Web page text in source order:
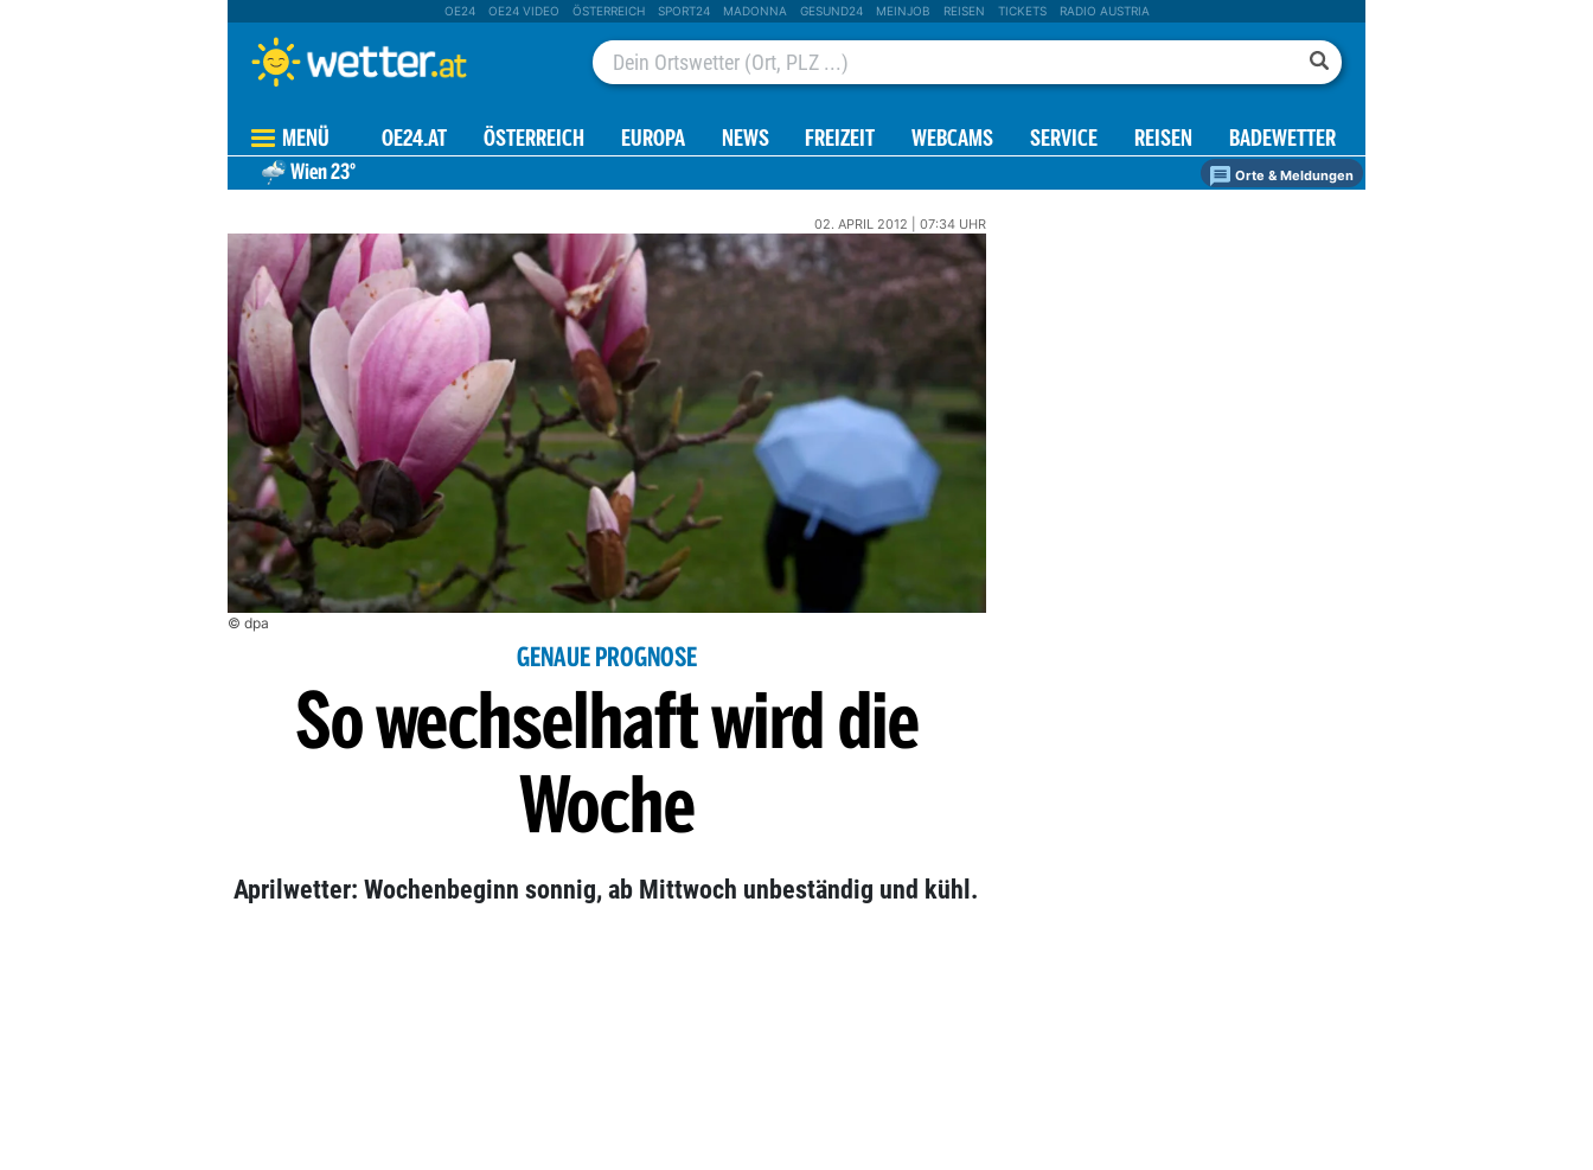
OE24 OE24 VIDEO ÖSTERREICH SPORT24 MADONNA GESUND24 MEINJOB REISEN TICKETS RADIO AUSTRIA
MENÜ OE24.AT ÖSTERREICH EUROPA NEWS FREIZEIT WEBCAMS SERVICE REISEN BADEWETTER
Wien23° Orte & Meldungen
02. APRIL 2012 | 07:34 UHR
© dpa
GENAUE PROGNOSE
So wechselhaft wird die
Woche
Aprilwetter: Wochenbeginn sonnig, ab Mittwoch unbeständig und kühl.